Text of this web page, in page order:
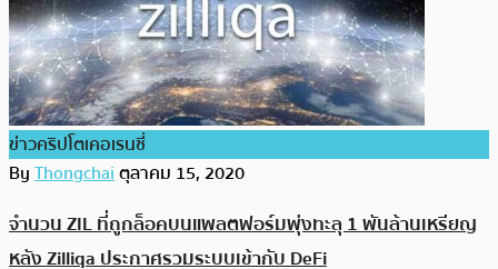
ข่าวคริปโตเคอเรนซี่
ByThongchaiตุลาคม 15, 2020
จำนวน ZIL ที่ถูกล็อคบนแพลตฟอร์มพุ่งทะลุ 1 พันล้านเหรียญ
หลัง Zilliqa ประกาศรวมระบบเข้ากับ DeFi